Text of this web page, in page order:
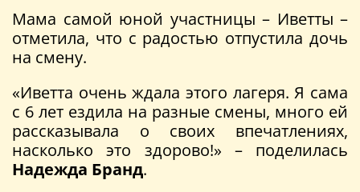
Мама самой юной участницы – Иветты –
отметила, что с радостью отпустила дочь
на смену.
«Иветта очень ждала этого лагеря. Я сама
с 6 лет ездила на разные смены, много ей
рассказывала о своих впечатлениях,
насколько это здорово!» – поделилась
Надежда Бранд.